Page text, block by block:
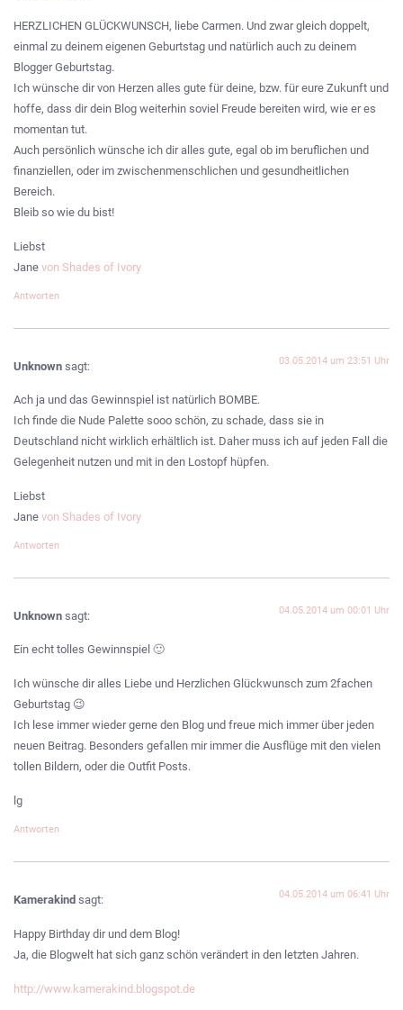
HERZLICHEN GLÜCKWUNSCH, liebe Carmen. Und zwar gleich doppelt,
einmal zu deinem eigenen Geburtstag und natürlich auch zu deinem
Blogger Geburtstag.
Ich wünsche dir von Herzen alles gute für deine, bzw. für eure Zukunft und
hoffe, dass dir dein Blog weiterhin soviel Freude bereiten wird, wie er es
momentan tut.
Auch persönlich wünsche ich dir alles gute, egal ob im beruflichen und
finanziellen, oder im zwischenmenschlichen und gesundheitlichen
Bereich.
Bleib so wie du bist!
Liebst
Jane von Shades of Ivory
Antworten
Unknown sagt: 03.05.2014 um 23:51 Uhr
Ach ja und das Gewinnspiel ist natürlich BOMBE.
Ich finde die Nude Palette sooo schön, zu schade, dass sie in
Deutschland nicht wirklich erhältlich ist. Daher muss ich auf jeden Fall die
Gelegenheit nutzen und mit in den Lostopf hüpfen.
Liebst
Jane von Shades of Ivory
Antworten
Unknown sagt: 04.05.2014 um 00:01 Uhr
Ein echt tolles Gewinnspiel 🙂
Ich wünsche dir alles Liebe und Herzlichen Glückwunsch zum 2fachen
Geburtstag 😉
Ich lese immer wieder gerne den Blog und freue mich immer über jeden
neuen Beitrag. Besonders gefallen mir immer die Ausflüge mit den vielen
tollen Bildern, oder die Outfit Posts.
lg
Antworten
Kamerakind sagt: 04.05.2014 um 06:41 Uhr
Happy Birthday dir und dem Blog!
Ja, die Blogwelt hat sich ganz schön verändert in den letzten Jahren.
http://www.kamerakind.blogspot.de